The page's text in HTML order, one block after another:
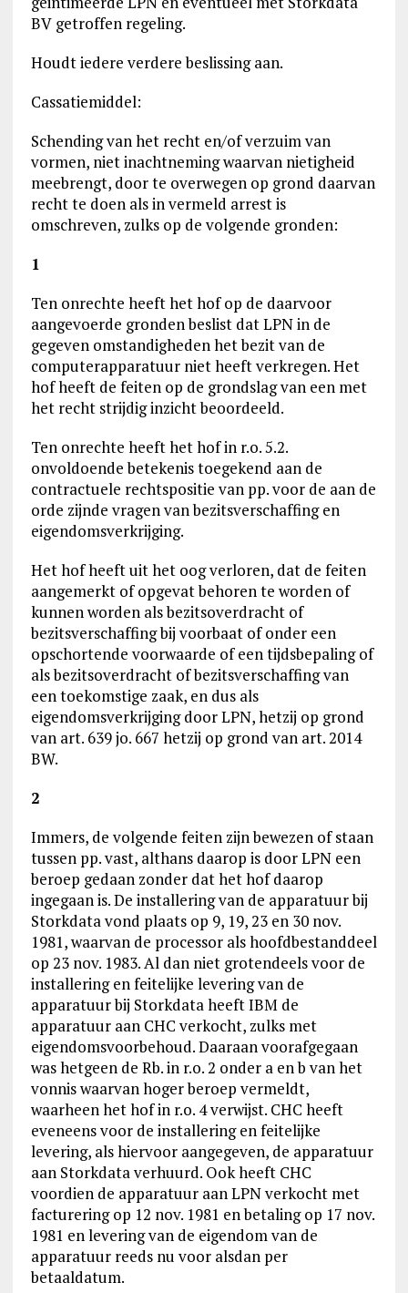
BV getroffen regeling.
Houdt iedere verdere beslissing aan.
Cassatiemiddel:
Schending van het recht en/of verzuim van
vormen, niet inachtneming waarvan nietigheid
meebrengt, door te overwegen op grond daarvan
recht te doen als in vermeld arrest is
omschreven, zulks op de volgende gronden:
1
Ten onrechte heeft het hof op de daarvoor
aangevoerde gronden beslist dat LPN in de
gegeven omstandigheden het bezit van de
computerapparatuur niet heeft verkregen. Het
hof heeft de feiten op de grondslag van een met
het recht strijdig inzicht beoordeeld.
Ten onrechte heeft het hof in r.o. 5.2.
onvoldoende betekenis toegekend aan de
contractuele rechtspositie van pp. voor de aan de
orde zijnde vragen van bezitsverschaffing en
eigendomsverkrijging.
Het hof heeft uit het oog verloren, dat de feiten
aangemerkt of opgevat behoren te worden of
kunnen worden als bezitsoverdracht of
bezitsverschaffing bij voorbaat of onder een
opschortende voorwaarde of een tijdsbepaling of
als bezitsoverdracht of bezitsverschaffing van
een toekomstige zaak, en dus als
eigendomsverkrijging door LPN, hetzij op grond
van art. 639 jo. 667 hetzij op grond van art. 2014
BW.
2
Immers, de volgende feiten zijn bewezen of staan
tussen pp. vast, althans daarop is door LPN een
beroep gedaan zonder dat het hof daarop
ingegaan is. De installering van de apparatuur bij
Storkdata vond plaats op 9, 19, 23 en 30 nov.
1981, waarvan de processor als hoofdbestanddeel
op 23 nov. 1983. Al dan niet grotendeels voor de
installering en feitelijke levering van de
apparatuur bij Storkdata heeft IBM de
apparatuur aan CHC verkocht, zulks met
eigendomsvoorbehoud. Daaraan voorafgegaan
was hetgeen de Rb. in r.o. 2 onder a en b van het
vonnis waarvan hoger beroep vermeldt,
waarheen het hof in r.o. 4 verwijst. CHC heeft
eveneens voor de installering en feitelijke
levering, als hiervoor aangegeven, de apparatuur
aan Storkdata verhuurd. Ook heeft CHC
voordien de apparatuur aan LPN verkocht met
facturering op 12 nov. 1981 en betaling op 17 nov.
1981 en levering van de eigendom van de
apparatuur reeds nu voor alsdan per
betaaldatum.